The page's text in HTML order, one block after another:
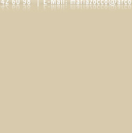
und Grafiken, sofern nicht